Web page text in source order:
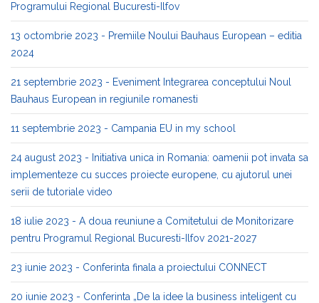
Programului Regional Bucuresti-Ilfov
13 octombrie 2023 - Premiile Noului Bauhaus European – editia
2024
21 septembrie 2023 - Eveniment Integrarea conceptului Noul
Bauhaus European in regiunile romanesti
11 septembrie 2023 - Campania EU in my school
24 august 2023 - Initiativa unica in Romania: oamenii pot invata sa
implementeze cu succes proiecte europene, cu ajutorul unei
serii de tutoriale video
18 iulie 2023 - A doua reuniune a Comitetului de Monitorizare
pentru Programul Regional Bucuresti-Ilfov 2021-2027
23 iunie 2023 - Conferinta finala a proiectului CONNECT
20 iunie 2023 - Conferinta „De la idee la business inteligent cu